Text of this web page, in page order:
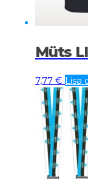
Müts
7,77 € Lisa